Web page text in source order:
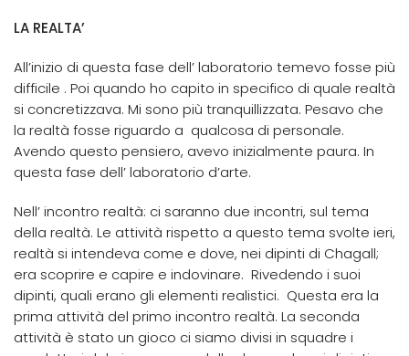
LA REALTA’
All’inizio di questa fase dell’ laboratorio temevo fosse più
difficile . Poi quando ho capito in specifico di quale realtà
si concretizzava. Mi sono più tranquillizzata. Pesavo che
la realtà fosse riguardo a qualcosa di personale.
Avendo questo pensiero, avevo inizialmente paura. In
questa fase dell’ laboratorio d’arte.
Nell’ incontro realtà: ci saranno due incontri, sul tema
della realtà. Le attività rispetto a questo tema svolte ieri,
realtà si intendeva come e dove, nei dipinti di Chagall;
era scoprire e capire e indovinare. Rivedendo i suoi
dipinti, quali erano gli elementi realistici. Questa era la
prima attività del primo incontro realtà. La seconda
attività è stato un gioco ci siamo divisi in squadre i